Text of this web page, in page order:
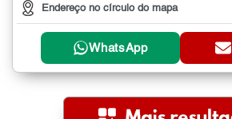
Endereço no círculo do mapa
WhatsApp